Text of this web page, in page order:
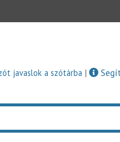
javaslok a szótárba |